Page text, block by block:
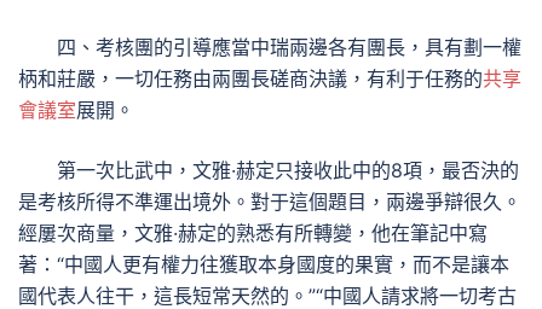
四、考核團的引導應當中瑞兩邊各有團長，具有劃一權
柄和莊嚴，一切任務由兩團長磋商決議，有利于任務的共享
會議室展開。
第一次比武中，文雅·赫定只接收此中的8項，最否決的
是考核所得不準運出境外。對于這個題目，兩邊爭辯很久。
經屢次商量，文雅·赫定的熟悉有所轉變，他在筆記中寫
著：“中國人更有權力往獲取本身國度的果實，而不是讓本
國代表人往干，這長短常天然的。”“中國人請求將一切考古